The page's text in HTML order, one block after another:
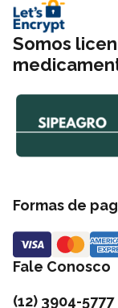
Somos
Formas de
Fale Conosco
(12) 3904-5777